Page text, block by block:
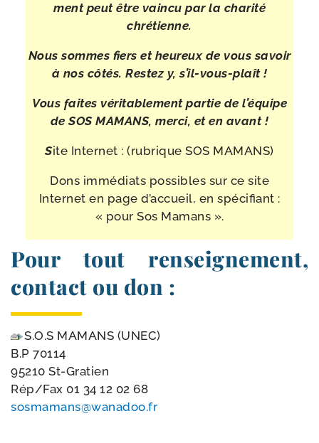
ment peut être vain­cu par la cha­ri­té
chrétienne.
Nous sommes fiers et heu­reux de vous savoir
à nos côtés. Restez y, s’il-​vous-​plaît !
Vous faites véri­ta­ble­ment par­tie de l’é­quipe
de SOS MAMANS, mer­ci, et en avant !
Site Internet : (rubrique SOS MAMANS)
Dons immé­diats pos­sibles sur ce site
Internet en page d’accueil, en spé­ci­fiant :
« pour Sos Mamans ».
Pour tout renseignement,
contact ou don :
S.O.S MAMANS (UNEC)
B.P 70114
95210 St-Gratien
Rép/​Fax 01 34 12 02 68
sosmamans@​wanadoo.​fr